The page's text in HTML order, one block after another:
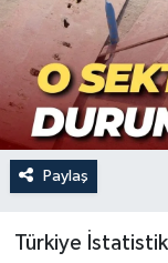
Paylaş
Türkiye